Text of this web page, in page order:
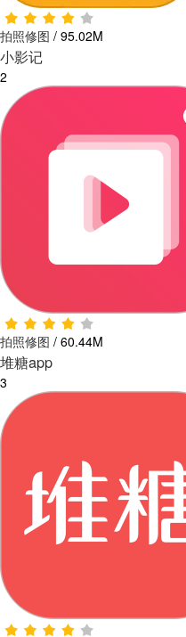
拍照修图 / 95.02M
小影记
2
拍照修图 / 60.44M
堆糖app
3